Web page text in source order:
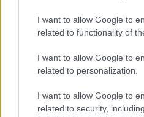
I want to allow Google to
related to functionality of
I want to allow Google to
related to personalization.
I want to allow Google to
related to security,